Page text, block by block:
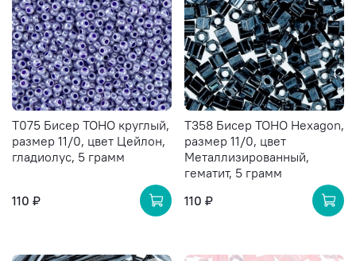
T075 Бисер TOHO круглый,
размер 11/0, цвет Цейлон,
гладиолус, 5 грамм
110 ₽
T358 Бисер TOHO Hexagon,
размер 11/0, цвет
Металлизированный,
гематит, 5 грамм
110 ₽